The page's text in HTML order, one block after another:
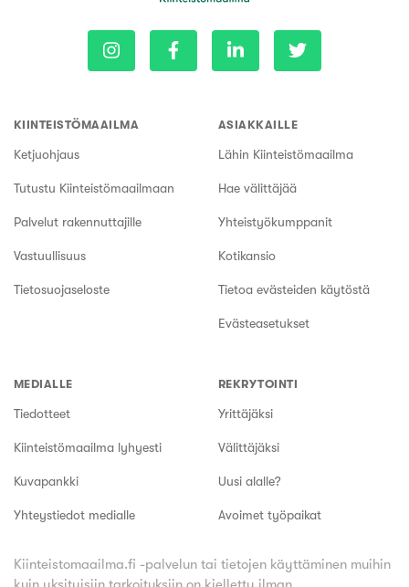
KIINTEISTÖMAAILMA
Ketjuohjaus
Tutustu Kiinteistömaailmaan
Palvelut rakennuttajille
Vastuullisuus
Tietosuojaseloste
ASIAKKAILLE
Lähin Kiinteistömaailma
Hae välittäjää
Yhteistyökumppanit
Kotikansio
Tietoa evästeiden käytöstä
Evästeasetukset
MEDIALLE
Tiedotteet
Kiinteistömaailma lyhyesti
Kuvapankki
Yhteystiedot medialle
REKRYTOINTI
Yrittäjäksi
Välittäjäksi
Uusi alalle?
Avoimet työpaikat
Kiinteistomaailma.fi -palvelun tai tietojen käyttäminen muihin